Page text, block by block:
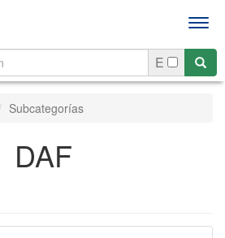
E
Subcategorías
DAF